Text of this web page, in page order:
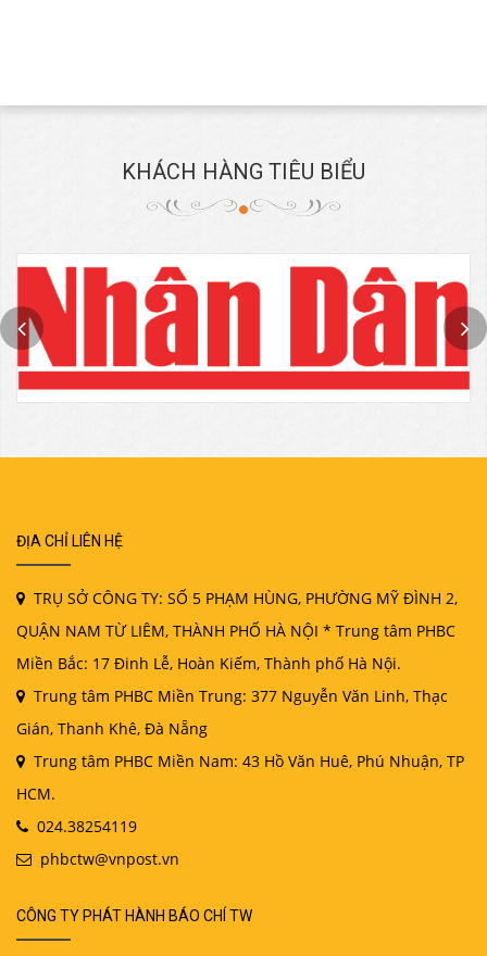
KHÁCH HÀNG TIÊU BIỂU
ĐỊA CHỈ LIÊN HỆ
TRỤ SỞ CÔNG TY: SỐ 5 PHẠM HÙNG, PHƯỜNG MỸ ĐÌNH 2,
QUẬN NAM TỪ LIÊM, THÀNH PHỐ HÀ NỘI * Trung tâm PHBC
Miền Bắc: 17 Đinh Lễ, Hoàn Kiếm, Thành phố Hà Nội.
Trung tâm PHBC Miền Trung: 377 Nguyễn Văn Linh, Thạc
Gián, Thanh Khê, Đà Nẵng
Trung tâm PHBC Miền Nam: 43 Hồ Văn Huê, Phú Nhuận, TP
HCM.
024.38254119
phbctw@vnpost.vn
CÔNG TY PHÁT HÀNH BÁO CHÍ TW